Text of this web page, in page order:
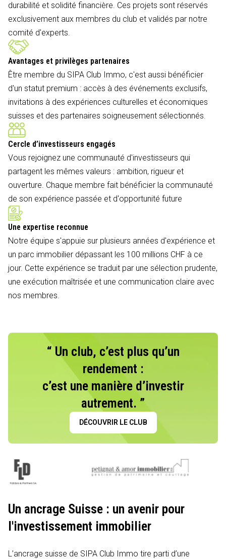
durabilité et solidité financière. Ces projets sont réservés
exclusivement aux membres du club et validés par notre
comité d'experts.
Avantages et privilèges partenaires
Être membre du SIPA Club Immo, c'est aussi bénéficier
d'un statut premium : accès à des événements exclusifs,
invitations à des expériences culturelles et économiques
suisses et des partenaires soigneusement sélectionnés.
Cercle d’investisseurs engagés
Vous rejoignez une communauté d'investisseurs qui
partagent les mêmes valeurs : ambition, rigueur et
ouverture. Chaque membre fait bénéficier la communauté
de son expérience passée et d'opportunité future
Une expertise reconnue
Notre équipe s'appuie sur plusieurs années d'expérience et
un parc immobilier dépassant les 100 millions CHF à ce
jour. Cette expérience se traduit par une sélection prudente,
une exécution maîtrisée et une communication claire avec
nos membres.
“ Un club, c’est plus qu’un
rendement :
c’est une manière d’investir
autrement. ”
DÉCOUVRIR LE CLUB
Un ancrage Suisse : un avenir pour
l'investissement immobilier
L’ancrage suisse de SIPA Club Immo tire parti d’une